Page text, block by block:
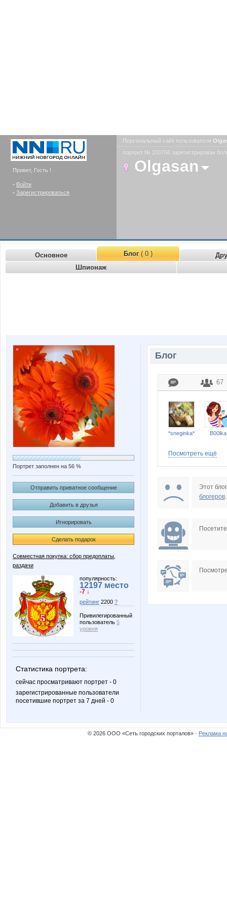
Привет, Гость !
- Войти
- Зарегистрироваться
Персональный сайт пользователя
портрет № 200766 зарегистрирован
Olgasan
Основное Блог( 0 )
Шпионаж
Портрет заполнен на 56 %
Отправить приватное сообщение
Добавить в друзья
Игнорировать
Сделать подарок
Совместная покупка: сбор предоплаты,
раздачи
популярность:
12197 место
-7 ↓
рейтинг 2200 ?
Привилегированный
пользователь 5
уровня
Статистика портрета:
сейчас просматривают портрет - 0
зарегистрированные пользователи
посетившие портрет за 7 дней - 0
Блог
67
*sneginka* B00lka
Nutka
Somal Sova
Посмотреть ещё
Этот
блогеров.
© 2026 ООО «Сеть городских порталов» · Реклама